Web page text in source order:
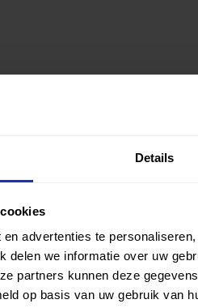
Details
advertenties te
delen we informatie over uw
partners kunnen deze
op basis van uw gebruik van